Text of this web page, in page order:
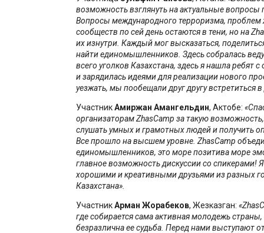
возможность взглянуть на актуальные вопросы
Вопросы международного терроризма,
сообществ по сей день остаются в тени, но на
их изнутри. Каждый мог высказаться,
найти единомышленников. Здесь собралась
всего уголков Казахстана, здесь я нашла ребят
и зарядилась идеями для реализации нового
уезжать, мы пообещали друг другу встретиться
УчастникАмиржан Амангельдин, Актобе:
организаторамZhasCamp за такую
слушать умных и грамотных людей и получить
Все прошло на высшем уровне. ZhasCamp
единомышленников, это море позитива море
главное возможность дискуссии со спикерами!
хорошими и креативными друзьями из разных
Казахстана».
УчастникАрман Жорабеков, Жезказган: «
где собирается сама активная молодежь страны,
безразлична ее судьба. Перед нами выступают